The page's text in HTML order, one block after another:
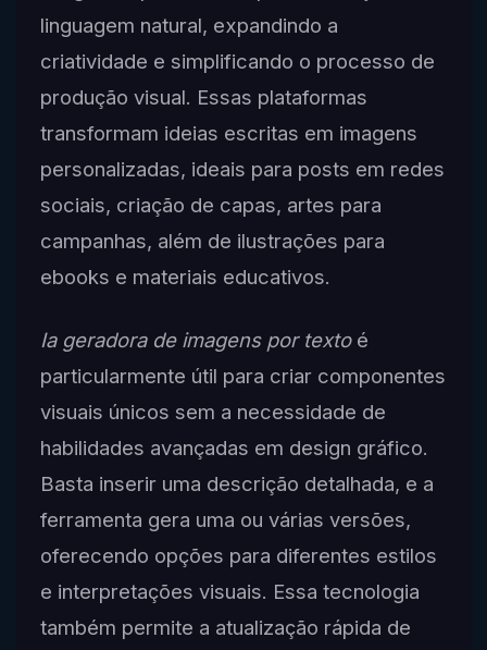
linguagem natural, expandindo a
criatividade e simplificando o processo de
produção visual. Essas plataformas
transformam ideias escritas em imagens
personalizadas, ideais para posts em redes
sociais, criação de capas, artes para
campanhas, além de ilustrações para
ebooks e materiais educativos.
Ia geradora de imagens por textoé
particularmente útil para criar componentes
visuais únicos sem a necessidade de
habilidades avançadas em design gráfico.
Basta inserir uma descrição detalhada, e a
ferramenta gera uma ou várias versões,
oferecendo opções para diferentes estilos
e interpretações visuais. Essa tecnologia
também permite a atualização rápida de